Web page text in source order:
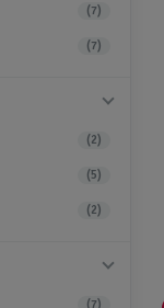
(7)
(7)
(2)
(5)
(2)
(7)